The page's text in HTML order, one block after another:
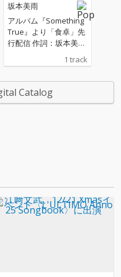
t die」にメロディを付
けたナンバーなどを収
録。 アルバムのラスト
を飾るのは、坂本龍一
が元ちとせの2008年発
表のアルバム『カッシ
した「静夜曲」のカバ
ー。当時のレコーディ
ングで坂本龍一が演奏
ているパレスチナ自治
区の人道支援にも力を
注いでいる。 今回のア
ルバム・タイトル『So
坂本美雨
アルバム『Something
True』より「食卓」先
行配信 作詞：坂本美
曲・編曲：伊藤ゴロー
1 track
Catalog